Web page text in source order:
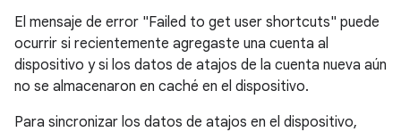
El mensaje de error "Failed to get user shortcuts" puede
ocurrir si recientemente agregaste una cuenta al
dispositivo y si los datos de atajos de la cuenta nueva aún
no se almacenaron en caché en el dispositivo.
Para sincronizar los datos de atajos en el dispositivo,